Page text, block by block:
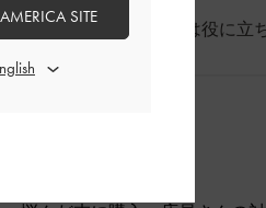
このレビューは役に立
SITE